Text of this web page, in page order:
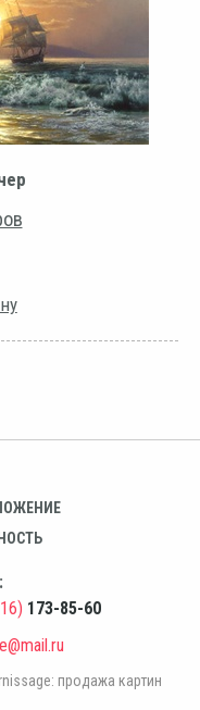
173-85-60
продажа картин